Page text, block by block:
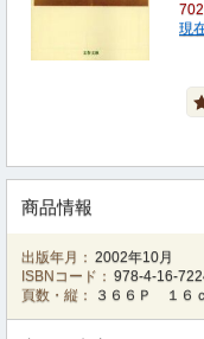
現
商品情報
出版年月： 2002年10月
ISBNコード： 978-4-16-
頁数・縦：
３６６Ｐ １６